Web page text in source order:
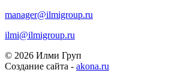
manager@ilmigroup.ru
ilmi@ilmigroup.ru
© 2026 Илми Груп
Создание сайта - akona.ru